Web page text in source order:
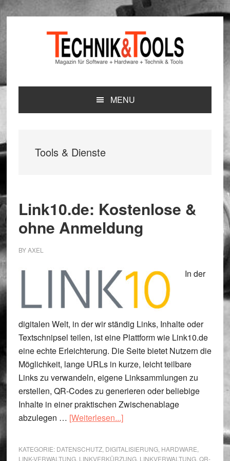
Zur
Hauptnavigation
Zum
Inhalt
Zur
Seitenspalte
MENU
Tools & Dienste
Link10.de: Kostenlose &
ohne Anmeldung
BYAXEL
In der
digitalen Welt, in der wir ständig Links, Inhalte oder
Textschnipsel teilen, ist eine Plattform wie Link10.de
eine echte Erleichterung. Die Seite bietet Nutzern die
Möglichkeit, lange URLs in kurze, leicht teilbare
Links zu verwandeln, eigene Linksammlungen zu
erstellen, QR-Codes zu generieren oder beliebige
Inhalte in einer praktischen Zwischenablage
abzulegen … [Weiterlesen...]ÜberLink10.de:
ohne
KATEGORIE: DATENSCHUTZ, DIGITALISIERUNG, HARDWARE
LINK-VERWALTUNG, LINKVERKÜRZUNG, LINKVERWALTUNG, QR-